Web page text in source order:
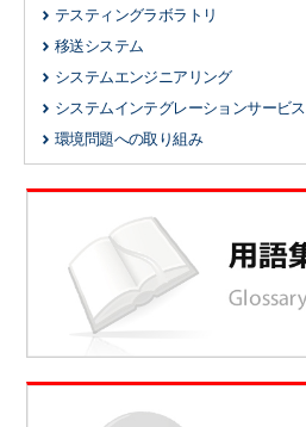
テスティングラボラトリ
移送システム
システムエンジニアリング
システムインテグレーションサービス
環境問題への取り組み